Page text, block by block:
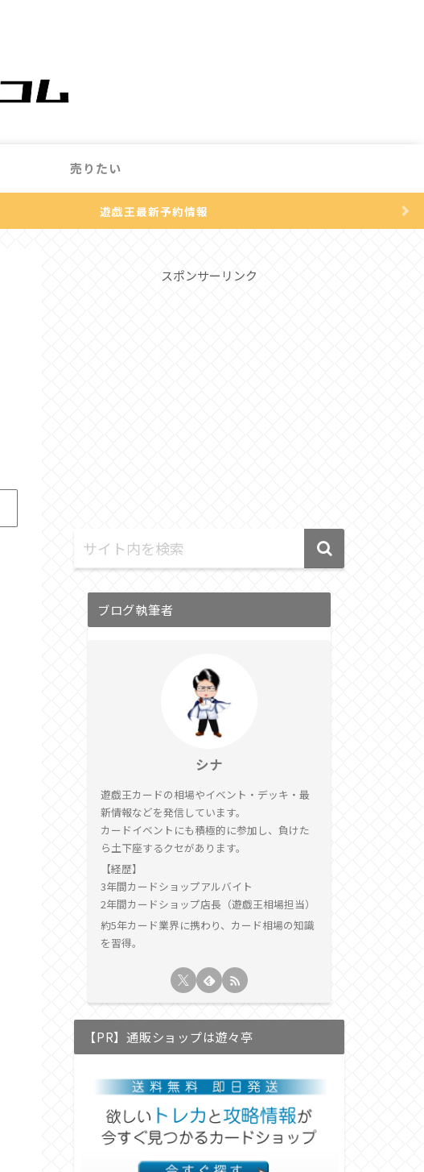
売りたい
遊戯王最新予約情報
スポンサーリンク
ブログ執筆者
シナ
遊戯王カードの相場やイベント・デッキ・最
新情報などを発信しています。
カードイベントにも積極的に参加し、負けた
ら土下座するクセがあります。
【経歴】
3年間カードショップアルバイト
2年間カードショップ店長（遊戯王相場担当）
約5年カード業界に携わり、カード相場の知識
を習得。
【PR】通販ショップは遊々亭